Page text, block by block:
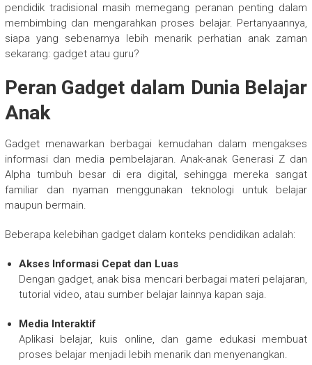
pendidik tradisional masih memegang peranan penting dalam
membimbing dan mengarahkan proses belajar. Pertanyaannya,
siapa yang sebenarnya lebih menarik perhatian anak zaman
sekarang: gadget atau guru?
Peran Gadget dalam Dunia Belajar
Anak
Gadget menawarkan berbagai kemudahan dalam mengakses
informasi dan media pembelajaran. Anak-anak Generasi Z dan
Alpha tumbuh besar di era digital, sehingga mereka sangat
familiar dan nyaman menggunakan teknologi untuk belajar
maupun bermain.
Beberapa kelebihan gadget dalam konteks pendidikan adalah:
Akses Informasi Cepat dan Luas
Dengan gadget, anak bisa mencari berbagai materi pelajaran,
tutorial video, atau sumber belajar lainnya kapan saja.
Media Interaktif
Aplikasi belajar, kuis online, dan game edukasi membuat
proses belajar menjadi lebih menarik dan menyenangkan.